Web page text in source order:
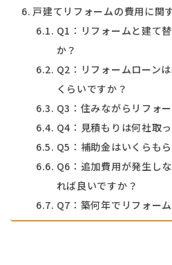
戸建てリフォームの費用に関
Q1：リフォームと建て
か？
Q2：リフォームローン
くらいですか？
Q3：住みながらリフォ
Q4：見積もりは何社取
Q5：補助金はいくらも
Q6：追加費用が発生し
れば良いですか？
Q7：築何年でリフォー